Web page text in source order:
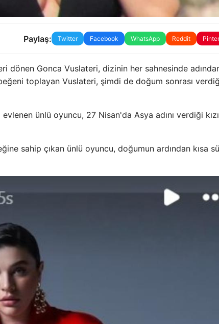
Paylaş: Twitter Facebook WhatsApp Reddit
Gonca Vuslateri, dizinin her sahnesinde
toplayan Vuslateri, şimdi de doğum sonrası
ünlü oyuncu, 27 Nisan'da Asya adını verdiği
sahip çıkan ünlü oyuncu, doğumun ardından kısa